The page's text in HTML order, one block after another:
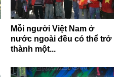
Mỗi người Việt Nam ở
nước ngoài đều có thể trở
thành một...